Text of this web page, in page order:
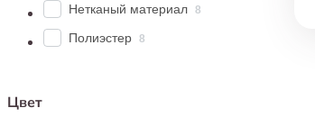
Нетканый материал 8
Полиэстер 8
Цвет